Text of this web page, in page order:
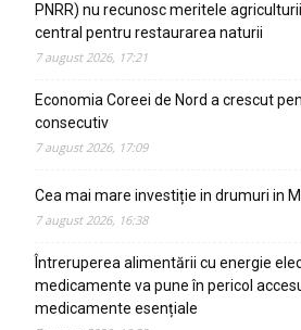
PNRR) nu recunosc meritele
central pentru restaurarea naturii
7 august 2026, 17:21
Economia Coreei de Nord a crescut
consecutiv
7 august 2026, 17:09
Cea mai mare investiție in drumuri in
7 august 2026, 16:38
Întreruperea alimentării cu energie
medicamente va pune în pericol
medicamente esențiale